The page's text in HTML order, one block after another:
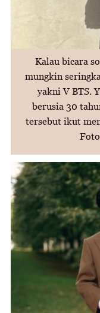
Kalau bicara
mungkin
yakni V BTS.
berusia 30
tersebut ikut